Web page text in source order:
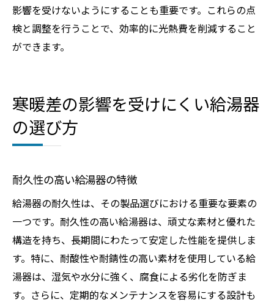
影響を受けないようにすることも重要です。これらの点
検と調整を行うことで、効率的に光熱費を削減すること
ができます。
寒暖差の影響を受けにくい給湯器
の選び方
耐久性の高い給湯器の特徴
給湯器の耐久性は、その製品選びにおける重要な要素の
一つです。耐久性の高い給湯器は、頑丈な素材と優れた
構造を持ち、長期間にわたって安定した性能を提供しま
す。特に、耐酸性や耐錆性の高い素材を使用している給
湯器は、湿気や水分に強く、腐食による劣化を防ぎま
す。さらに、定期的なメンテナンスを容易にする設計も